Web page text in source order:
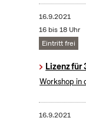
16.9.2021
16 bis 18 Uhr
Eintritt frei
Lizenz für
Workshop in
16.9.2021